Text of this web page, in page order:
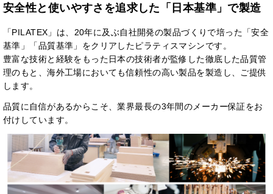
安全性と使いやすさを追求した「日本基準」で製造
「PILATEX」は、20年に及ぶ自社開発の製品づくりで培った「安全
基準」「品質基準」をクリアしたピラティスマシンです。
豊富な技術と経験をもった日本の技術者が監修した徹底した品質管
理のもと、海外工場においても信頼性の高い製品を製造し、ご提供
します。
品質に自信があるからこそ、業界最長の3年間のメーカー保証をお
付けしています。